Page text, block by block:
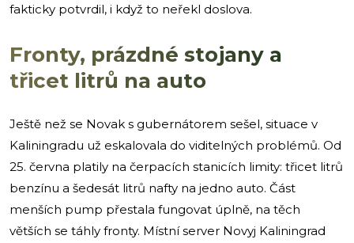
fakticky potvrdil, i když to neřekl doslova.
Fronty, prázdné stojany a
třicet litrů na auto
Ještě než se Novak s gubernátorem sešel, situace v
Kaliningradu už eskalovala do viditelných problémů. Od
25. června platily na čerpacích stanicích limity: třicet litrů
benzínu a šedesát litrů nafty na jedno auto. Část
menších pump přestala fungovat úplně, na těch
větších se táhly fronty. Místní server Novyj Kaliningrad